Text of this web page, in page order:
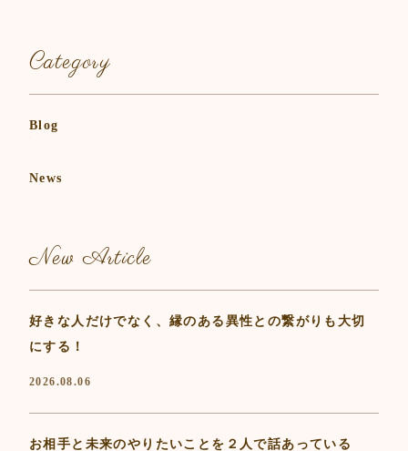
Category
Blog
News
New Article
好きな人だけでなく、縁のある異性との繋がりも大切
にする！
2026.08.06
お相手と未来のやりたいことを２人で話あっている